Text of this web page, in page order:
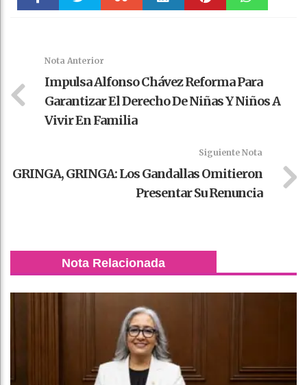
Nota Anterior
Impulsa Alfonso Chávez Reforma Para
Garantizar El Derecho De Niñas Y Niños A
Vivir En Familia
Siguiente Nota
GRINGA, GRINGA: Los Gandallas Omitieron
Presentar Su Renuncia
Nota Relacionada